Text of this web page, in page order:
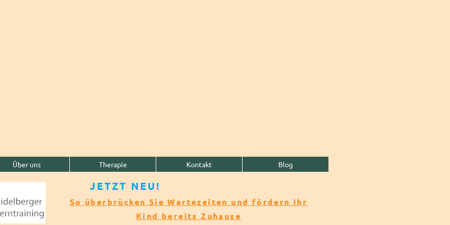
Über uns Therapie Kontakt Blog
JETZT NEU!​​
So überbrücken Sie Wartezeiten und fördern Ihr
Kind bereits Zuhause